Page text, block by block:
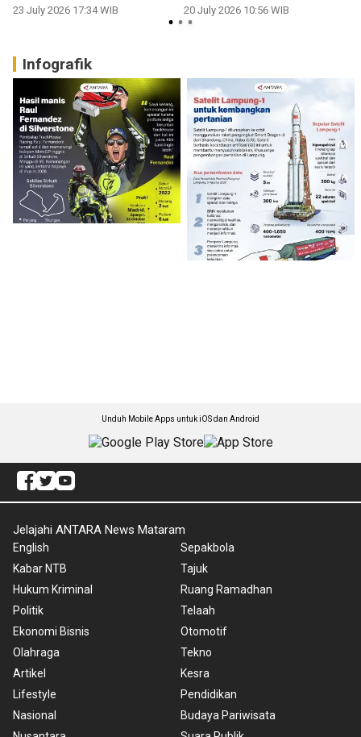
23 July 2026 17:34 WIB 20 July 2026 10:56 WIB
Infografik
Unduh Mobile Apps untuk iOS dan Android
Jelajahi ANTARA News Mataram
English
Kabar NTB
Hukum Kriminal
Politik
Ekonomi Bisnis
Olahraga
Artikel
Lifestyle
Nasional
Sepakbola
Tajuk
Ruang Ramadhan
Telaah
Otomotif
Tekno
Kesra
Pendidikan
Budaya Pariwisata